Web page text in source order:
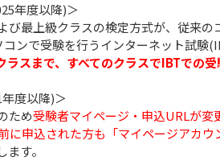
年度以降)＞
び最上級クラスの検定方式が、従来
ンで受験を行うインターネット試験
ラスまで、すべてのクラスでIBTでの
度以降)＞
ため受験者マイページ・申込URLが変
に申込された方も「マイページアカ
す。